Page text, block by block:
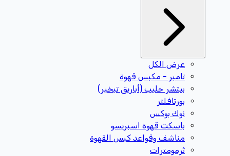
عرض الكل
تامبر - مكبس قهوة
بيتشر حليب (أباريق تبخير)
بورتافلتر
نوك بوكس
باسكت قهوة اسبريسو
مناشف وقواعد كبس القهوة
ثرمومترات